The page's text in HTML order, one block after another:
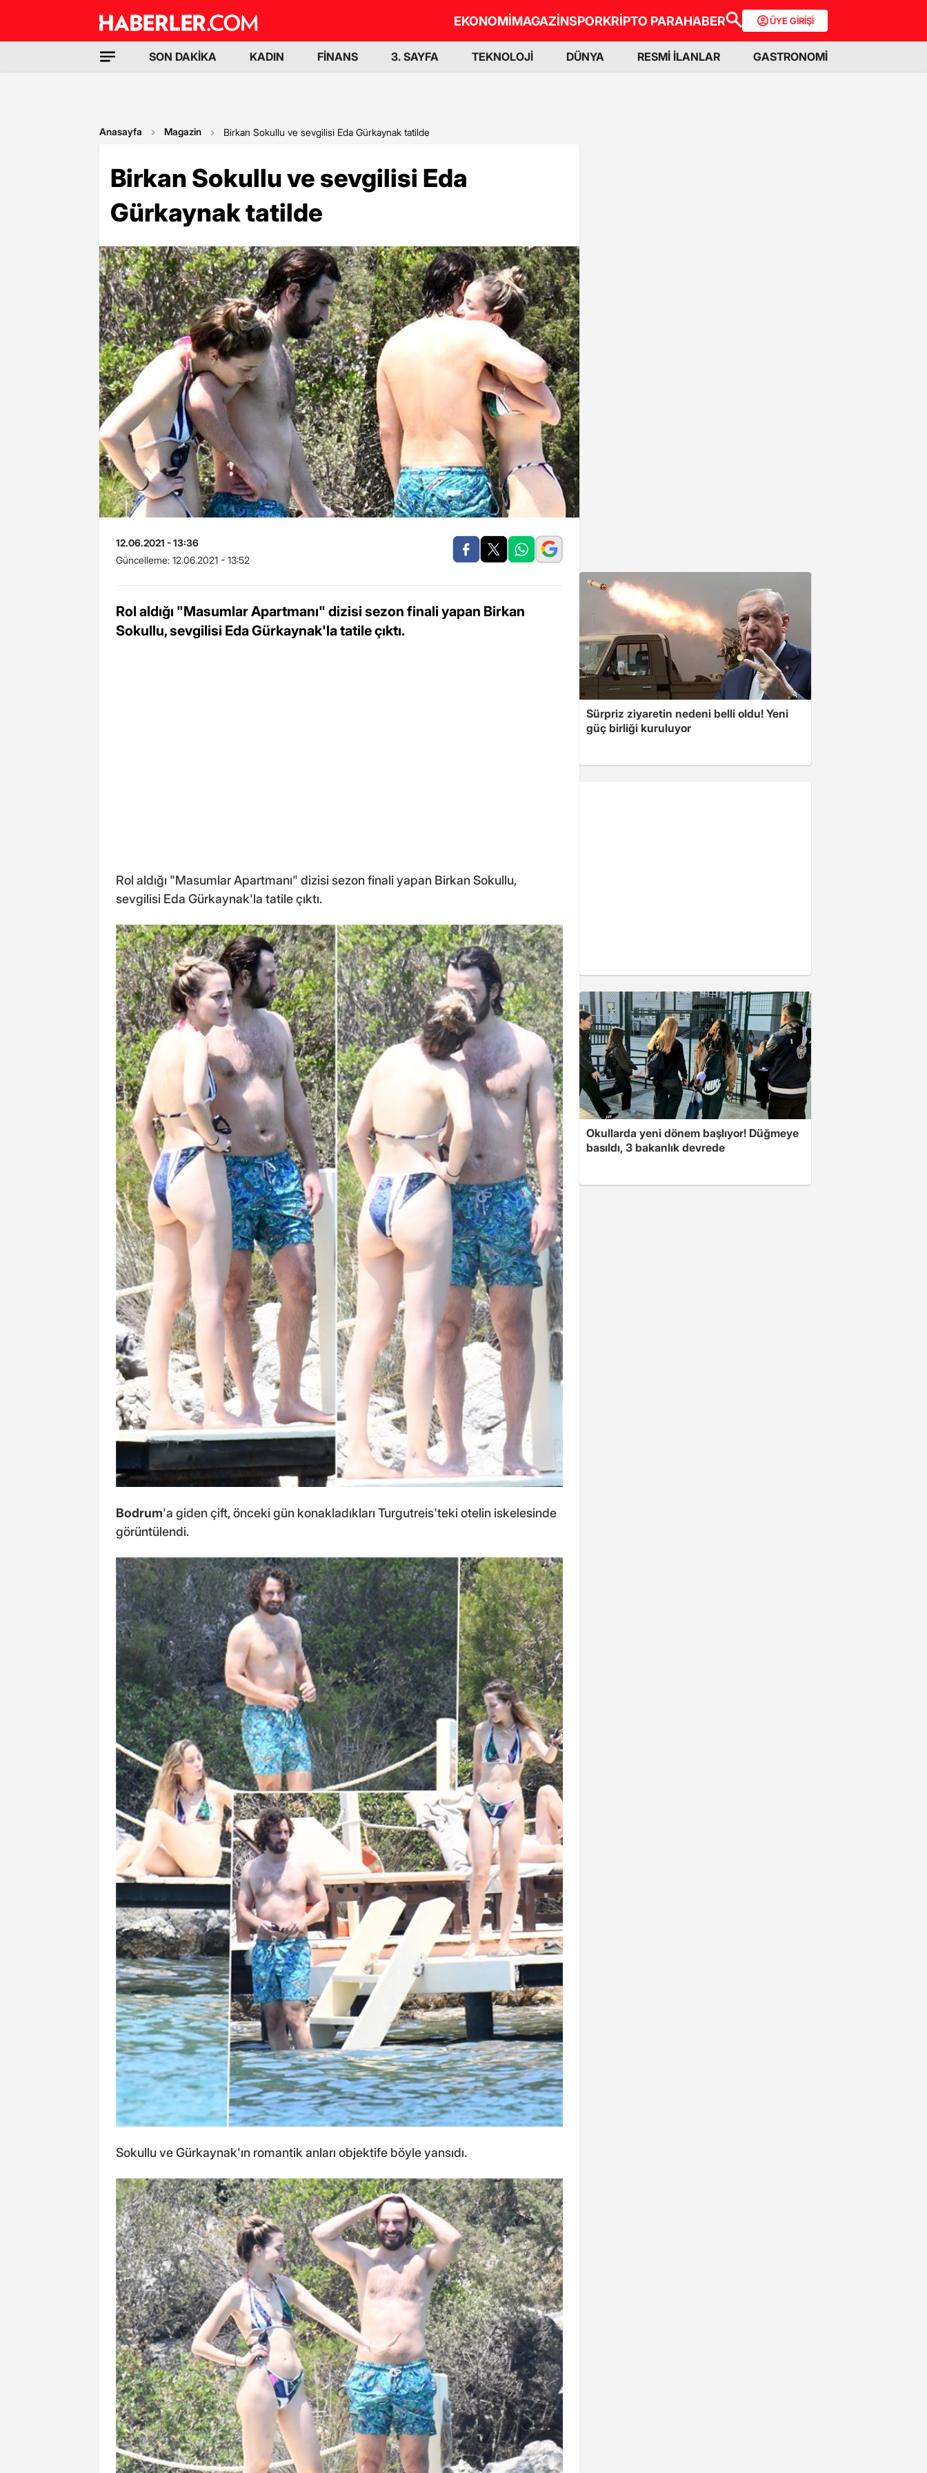
EKONOMİMAGAZİNSPORKRİPTO PARAHABER ÜYE GİRİŞİ
SON DAKİKA KADIN FİNANS 3. SAYFA TEKNOLOJİ DÜNYA RESMİ İLANLAR GASTRONOMİ
Anasayfa Magazin Birkan Sokullu ve sevgilisi Eda Gürkaynak tatilde
Birkan Sokullu ve sevgilisi Eda
Gürkaynak tatilde
12.06.2021 - 13:36
Güncelleme: 12.06.2021 - 13:52
Rol aldığı "Masumlar Apartmanı" dizisi sezon finali yapan Birkan
Sokullu, sevgilisi Eda Gürkaynak'la tatile çıktı.
Rol aldığı "Masumlar Apartmanı" dizisi sezon finali yapan Birkan Sokullu,
sevgilisi Eda Gürkaynak'la tatile çıktı.
Bodrum'a giden çift, önceki gün konakladıkları Turgutreis'teki otelin iskelesinde
görüntülendi.
Sokullu ve Gürkaynak'ın romantik anları objektife böyle yansıdı.
Sürpriz ziyaretin nedeni belli oldu! Yeni
güç birliği kuruluyor
Okullarda yeni dönem başlıyor! Düğmeye
basıldı, 3 bakanlık devrede